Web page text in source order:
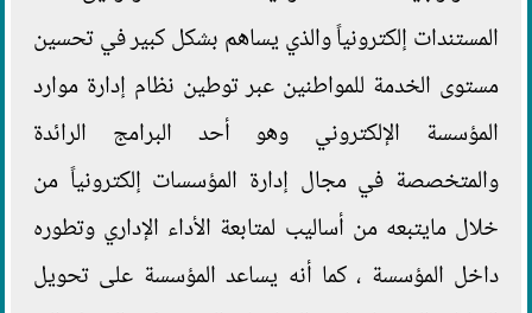
المستندات إلكترونياً والذي يساهم بشكل كبير في تحسين
مستوى الخدمة للمواطنين عبر توطين نظام إدارة موارد
المؤسسة الإلكتروني وهو أحد البرامج الرائدة
والمتخصصة في مجال إدارة المؤسسات إلكترونياً من
خلال مايتبعه من أساليب لمتابعة الأداء الإداري وتطوره
داخل المؤسسة ، كما أنه يساعد المؤسسة على تحويل